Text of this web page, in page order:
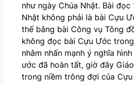
như ngày Chúa Nhật. Bài đọc
Nhật không phải là bài Cựu
thế bằng bài Công vụ Tông
không đọc bài Cựu Ước
nhằm nhấn mạnh ý nghĩa
ước đã hoàn tất, giờ đây
trong niềm trông đợi của